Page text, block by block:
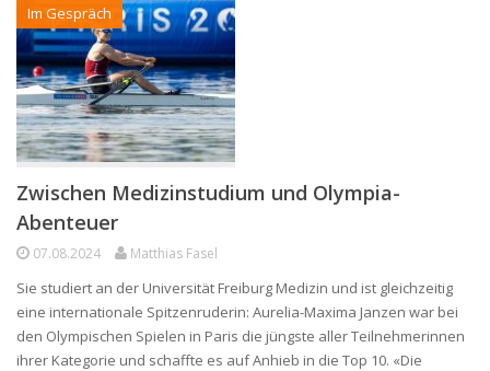
Im Gespräch
Zwischen Medizinstudium und Olympia-
Abenteuer
07.08.2024 Matthias Fasel
Sie studiert an der Universität Freiburg Medizin und ist gleichzeitig
eine internationale Spitzenruderin: Aurelia-Maxima Janzen war bei
den Olympischen Spielen in Paris die jüngste aller Teilnehmerinnen
ihrer Kategorie und schaffte es auf Anhieb in die Top 10. «Die